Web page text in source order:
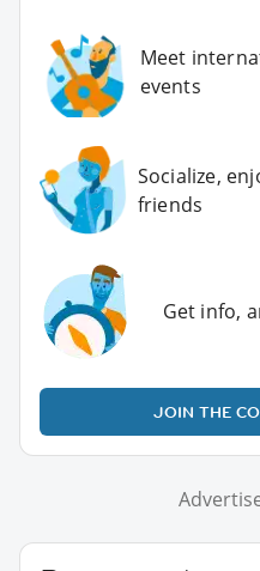
Meet
events
Socialize,
friends
Get info,
JOIN THE